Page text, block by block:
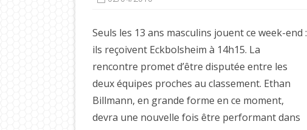
Seuls les 13 ans masculins jouent ce week-end :
ils reçoivent Eckbolsheim à 14h15. La
rencontre promet d’être disputée entre les
deux équipes proches au classement. Ethan
Billmann, en grande forme en ce moment,
devra une nouvelle fois être performant dans